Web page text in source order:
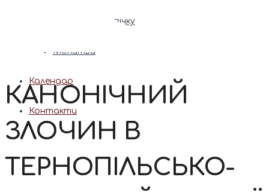
Поставити свічку
Молитви
Календар
Контакти
КАНОНІЧНИЙ
ЗЛОЧИН В
ТЕРНОПІЛЬСЬКО-